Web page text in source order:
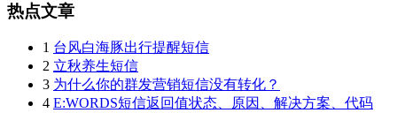
热点文章
1 台风白海豚出行提醒短信
2 立秋养生短信
3 为什么你的群发营销短信没有转化？
4 E:WORDS短信返回值状态、原因、解决方案、代码